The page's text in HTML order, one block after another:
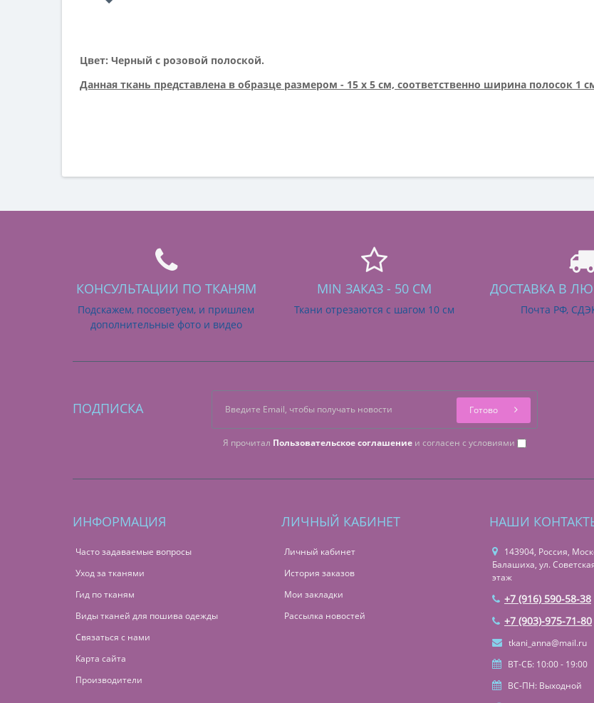
Цвет: Черный с розовой полоской.
Данная ткань представлена в образце размером - 15 х 5 см, соответственно ширина полосок 1
КОНСУЛЬТАЦИИ ПО ТКАНЯМ
Подскажем, посоветуем, и пришлем
дополнительные фото и видео
MIN ЗАКАЗ - 50 СМ
Ткани отрезаются с шагом 10 см
ДОСТАВКА В
Почта РФ,
ПОДПИСКА
Я прочитал Пользовательское соглашениеи согласен с условиями
Готово
ИНФОРМАЦИЯ
Часто задаваемые вопросы
Уход за тканями
Гид по тканям
Виды тканей для пошива одежды
Связаться с нами
Карта сайта
Производители
ЛИЧНЫЙ КАБИНЕТ
Личный кабинет
История заказов
Мои закладки
Рассылка новостей
НАШИ
143904, Россия,
Балашиха, ул.
этаж
+7 (916) 590-58-38
+7 (903)-975-71-80
tkani_anna@mail.ru
ВТ-СБ: 10:00 - 19:00
ВС-ПН: Выходной